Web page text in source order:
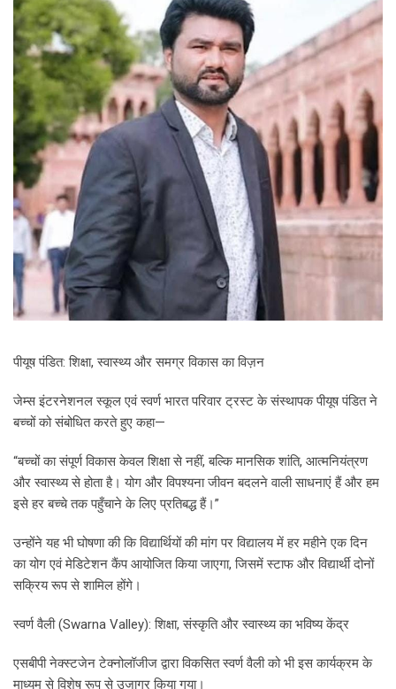
पीयूष पंडित: शिक्षा, स्वास्थ्य और समग्र विकास का विज़न
जेम्स इंटरनेशनल स्कूल एवं स्वर्ण भारत परिवार ट्रस्ट के संस्थापक पीयूष पंडित ने
बच्चों को संबोधित करते हुए कहा—
“बच्चों का संपूर्ण विकास केवल शिक्षा से नहीं, बल्कि मानसिक शांति, आत्मनियंत्रण
और स्वास्थ्य से होता है। योग और विपश्यना जीवन बदलने वाली साधनाएं हैं और हम
इसे हर बच्चे तक पहुँचाने के लिए प्रतिबद्ध हैं।”
उन्होंने यह भी घोषणा की कि विद्यार्थियों की मांग पर विद्यालय में हर महीने एक दिन
का योग एवं मेडिटेशन कैंप आयोजित किया जाएगा, जिसमें स्टाफ और विद्यार्थी दोनों
सक्रिय रूप से शामिल होंगे।
स्वर्ण वैली (Swarna Valley): शिक्षा, संस्कृति और स्वास्थ्य का भविष्य केंद्र
एसबीपी नेक्स्टजेन टेक्नोलॉजीज द्वारा विकसित स्वर्ण वैली को भी इस कार्यक्रम के
माध्यम से विशेष रूप से उजागर किया गया।